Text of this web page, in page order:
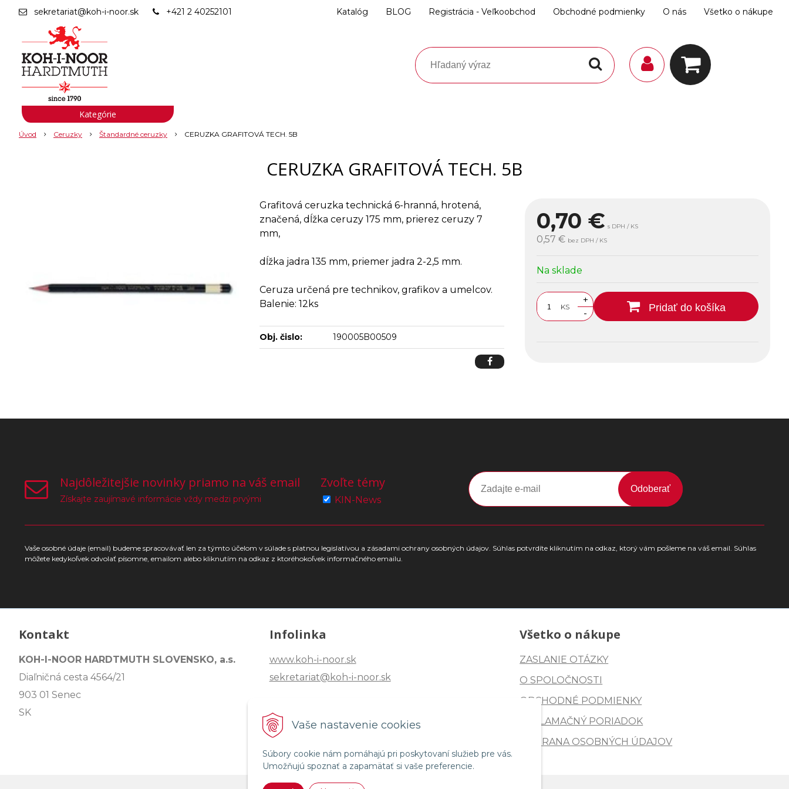
Vaše nastavenie cookies
Súbory cookie nám pomáhajú pri poskytovaní služieb pre vás.
Umožňujú spoznať a zapamätať si vaše preferencie.
sekretariat@koh-i-noor.sk +421 2 40252101 Katalóg BLOG Registrácia - Veľkoobchod Obchodné podmienky O nás Všetko o nákupe
Úvod Ceruzky Štandardné ceruzky CERUZKA GRAFITOVÁ TECH. 5B
CERUZKA GRAFITOVÁ TECH. 5B
0,70 € s DPH / KS
0,57 € bez DPH / KS
Na sklade
KS
+
-
Pridať do košíka
Grafitová ceruzka technická 6-hranná, hrotená,
značená, dĺžka ceruzy 175 mm, prierez ceruzy 7
mm,
dĺžka jadra 135 mm, priemer jadra 2-2,5 mm.
Ceruza určená pre technikov, grafikov a umelcov.
Balenie: 12ks
Obj. čislo: 190005B00509
Kategórie
Najdôležitejšie novinky priamo na váš email
Získajte zaujímavé informácie vždy medzi prvými
Zvoľte témy
KIN-News
Odoberať
Vaše osobné údaje (email) budeme spracovávať len za týmto účelom v súlade s platnou legislatívou a zásadami ochrany osobných údajov. Súhlas potvrdíte kliknutím na odkaz, ktorý vám pošleme na váš email. Súhlas
môžete kedykoľvek odvolať písomne, emailom alebo kliknutím na odkaz z ktoréhokoľvek informačného emailu.
Kontakt
KOH-I-NOOR HARDTMUTH SLOVENSKO, a.s.
Diaľničná cesta 4564/21
903 01 Senec
SK
Infolinka
www.koh-i-noor.sk
sekretariat@koh-i-noor.sk
Tel: +421 2 40252101
Fax: +421 2 44872870
Všetko o nákupe
ZASLANIE OTÁZKY
O SPOLOČNOSTI
OBCHODNÉ PODMIENKY
REKLAMAČNÝ PORIADOK
OCHRANA OSOBNÝCH ÚDAJOV